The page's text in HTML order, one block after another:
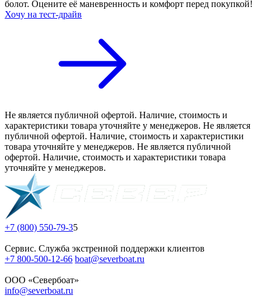
болот. Оцените её маневренность и комфорт перед покупкой!
Хочу на тест-драйв
Не является публичной офертой. Наличие, стоимость и
характеристики товара уточняйте у менеджеров. Не является
публичной офертой. Наличие, стоимость и характеристики
товара уточняйте у менеджеров. Не является публичной
офертой. Наличие, стоимость и характеристики товара
уточняйте у менеджеров.
+7 (800) 550-79-35
Сервис. Служба экстренной поддержки клиентов
+7 800-500-12-66 boat@severboat.ru
ООО «Севербоат»
info@severboat.ru